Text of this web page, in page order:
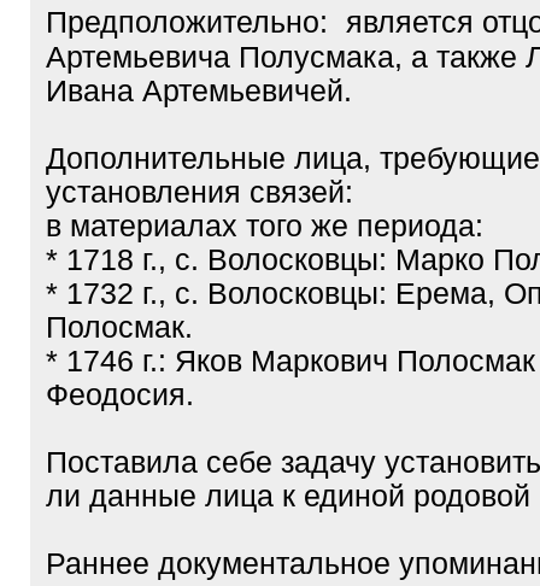
Предположительно: является
Артемьевича Полусмака, а также
Ивана Артемьевичей.
Дополнительные лица, требующие
установления связей:
в материалах того же периода:
* 1718 г., с. Волосковцы: Марко
* 1732 г., с. Волосковцы: Ерема,
Полосмак.
* 1746 г.: Яков Маркович
Феодосия.
Поставила себе задачу
ли данные лица к единой родовой
Раннее документальное